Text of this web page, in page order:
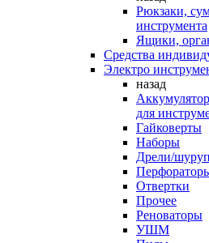
Рюкзаки,
инструмента
Ящики,
Средства
Электро
назад
для
Гайковерты
Наборы
Дрели/
Отвертки
Прочее
Реноваторы
УШМ